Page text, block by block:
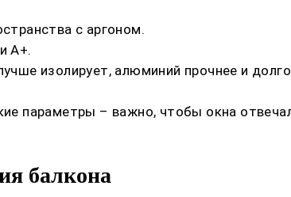
с аргоном.
A+.
изолирует, алюминий прочнее и
параметры – важно, чтобы окна
балкона